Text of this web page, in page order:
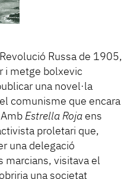
Russa de 1905,
i metge bolxevic
una novel·la
comunisme que encara
Estrella Roja ens
proletari que,
una delegació
marcians, visitava el
una societat